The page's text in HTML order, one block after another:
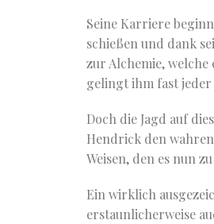
Seine Karriere
schießen und dank
zur Alchemie,
gelingt ihm fast
Doch die Jagd auf
Hendrick den
Weisen, den es nun
Ein wirklich
erstaunlicherweise